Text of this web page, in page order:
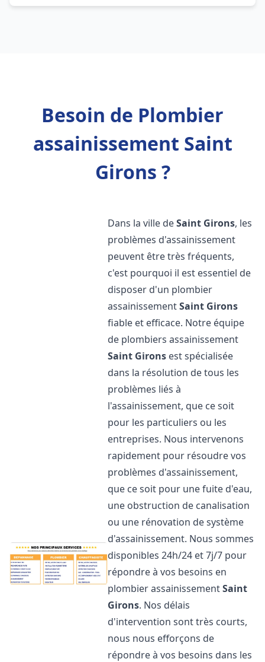
Besoin de Plombier
assainissement Saint
Girons ?
Dans la ville deSaint Girons, les
problèmes d'assainissement
peuvent être très fréquents,
c'est pourquoi il est essentiel de
disposer d'un plombier
assainissementSaint Girons
fiable et efficace. Notre équipe
de plombiers assainissement
Saint Girons est spécialisée
dans la résolution de tous les
problèmes liés à
l'assainissement, que ce soit
pour les particuliers ou les
entreprises. Nous intervenons
rapidement pour résoudre vos
problèmes d'assainissement,
que ce soit pour une fuite d'eau,
une obstruction de canalisation
ou une rénovation de système
d'assainissement. Nous sommes
disponibles 24h/24 et 7j/7 pour
répondre à vos besoins en
plombier assainissementSaint
Girons. Nos délais
d'intervention sont très courts,
nous nous efforçons de
répondre à vos besoins dans les